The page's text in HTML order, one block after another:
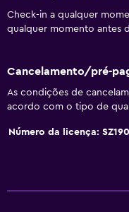
Check-in a qualquer
qualquer momento antes
Cancelamento/pré-
As condições de
acordo com o tipo de
Número da licença: